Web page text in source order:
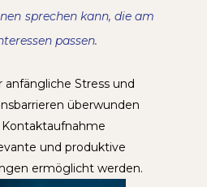
sprechen kann, die am
passen.
anfängliche Stress und
überwunden
und produktive
ermöglicht werden.